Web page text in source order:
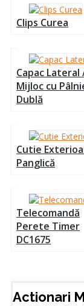
Clips Curea
Capac Lateral
Mijloc cu
Dublă
Cutie
Panglică
Telecomandă
Perete Timer
DC1675
Actionari